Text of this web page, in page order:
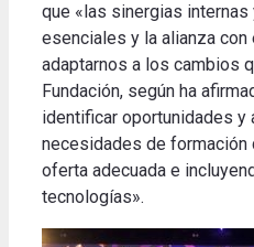
que «las sinergias
esenciales y la alianza con
adaptarnos a los cambios
Fundación, según ha
identificar oportunidades y
necesidades de formación
oferta adecuada e
tecnologías».